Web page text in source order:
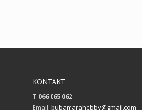
KONTAKT
T 066 065 062
Email: bubamarahobby@gmail.com